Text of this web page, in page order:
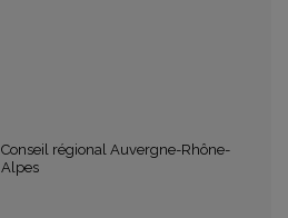
Conseil régional Auvergne-Rhône-
Alpes